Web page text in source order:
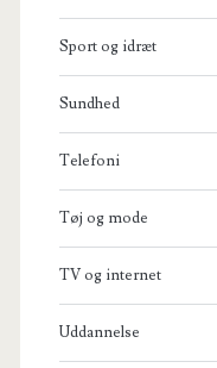
Sport og idræt
Sundhed
Telefoni
Tøj og mode
TV og internet
Uddannelse